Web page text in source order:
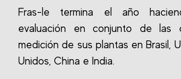
Fras-le termina el año
evaluación en conjunto de las
medición de sus plantas en Brasil,
Unidos, China e India.